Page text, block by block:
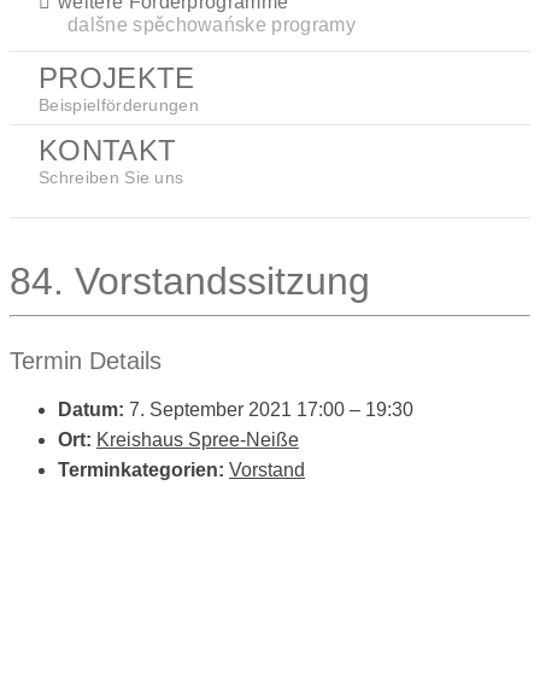
dalšne spěchowańske programy
PROJEKTE
Beispielförderungen
KONTAKT
Schreiben Sie uns
84. Vorstandssitzung
Termin Details
Datum: 7. September 2021 17:00 – 19:30
Ort: Kreishaus Spree-Neiße
Terminkategorien: Vorstand